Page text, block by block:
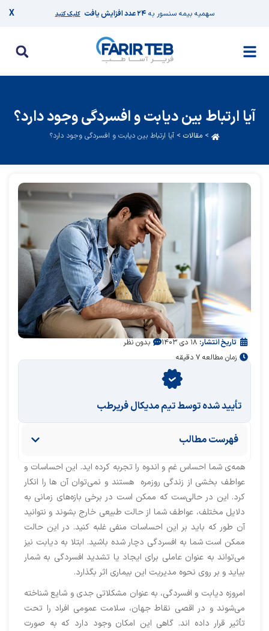
سهمیه بیمه سنسور به۲۴ عدد افزایش یافت کلیک کنید X
آیا ارتباط بین دیابت و افسردگی وجود دارد؟
> مقالات > آیا ارتباط بین دیابت و افسردگی وجود دارد؟
تاریخ انتشار: ۱۸ دی ۱۴۰۳
بدون نظر
زمان مطالعه ۷ دقیقه
تأیید‌‌‌‌‌‌‌ شده توسط تیم مدیکال فریرطب
فهرست مطالب
همه‌ی شما احساس غم و اندوه را تجربه کرده اید. این احساسات و
عواطف بخشی از زندگی روزمره هستند و نمی‌توان آن ها را انکار
کرد. این در حالی‌ست که ممکن است در برخی بازه‌های زمانی به
دلایل مختلف، عواطف شما از حالت طبیعی خارج بشوند و نتوانید
آن طور که باید بر این احساسات منفی غلبه کنید. در این حالت
ممکن است شما به افسردگی دچار شده باشید. ابتلا به دیابت نیز
می‌تواند به عنوان عاملی برای ایجاد یا تشدید افسردگی به شمار
بیاید و بر روی نحوه مدیریت این بیماری اثر بگذارد.
امروزه دیابت و افسردگی، به عنوان مشکلاتی جدی و شایع شناخته
می‌شوند و در اقصی نقاط جهان، سلامت عمومی افراد را تحت
تأثیر قرار داده اند. گاهی این امکان وجود دارد که به صورت